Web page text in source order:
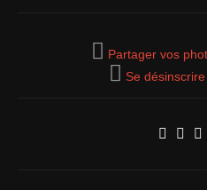
Partager vos
Se